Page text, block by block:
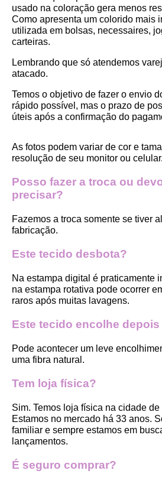
usado na coloração gera menos
Como apresenta um colorido mais
utilizada em bolsas, necessaires,
carteiras.
Lembrando que só atendemos
atacado.
Temos o objetivo de fazer o envio
rápido possível, mas o prazo de
úteis após a confirmação do
As fotos podem variar de cor e
resolução de seu monitor ou celular.
Posso fazer a troca ou
precisar?
Fazemos a troca somente se tiver
fabricação.
Este tecido desbota?
Na estampa digital é praticamente
na estampa rotativa pode ocorrer
raros após muitas lavagens.
Este tecido encolhe depois
Pode acontecer um leve
uma fibra natural.
Tem loja física?
Sim. Temos loja física na cidade
Estamos no mercado há 33 anos.
familiar e sempre estamos em
lançamentos.
É seguro comprar?